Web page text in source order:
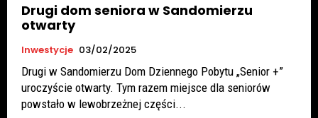
Drugi dom seniora w Sandomierzu
otwarty
Inwestycje 03/02/2025
Drugi w Sandomierzu Dom Dziennego Pobytu „Senior +”
uroczyście otwarty. Tym razem miejsce dla seniorów
powstało w lewobrzeżnej części...